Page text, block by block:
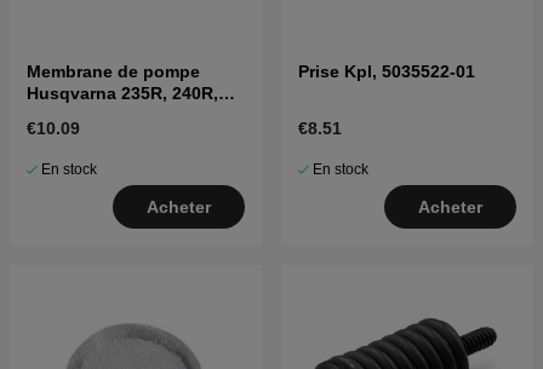
Membrane de pompe
Husqvarna 235R, 240R,
€10.09
En stock
Acheter
Prise Kpl, 5035522-01
€8.51
En stock
Acheter